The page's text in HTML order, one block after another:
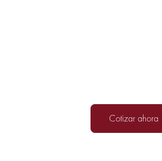
Cotizar ahora